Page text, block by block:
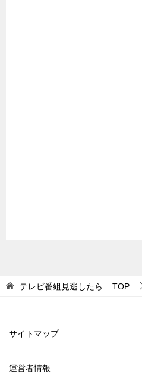
テレビ番組見逃したら... TOP
サイトマップ
運営者情報